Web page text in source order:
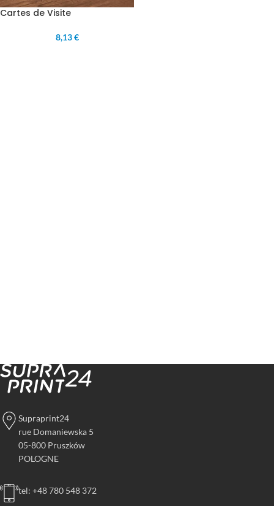
Cartes de Visite
8,13 €
Supraprint24
rue Domaniewska 5
05-800 Pruszków
POLOGNE
tel: +48 780 548 372